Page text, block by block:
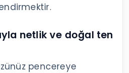
netlik ve doğal ten
pencereye